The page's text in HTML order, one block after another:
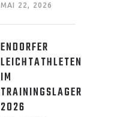
MAI 22, 2026
ENDORFER
LEICHTATHLETEN
IM
TRAININGSLAGER
2026